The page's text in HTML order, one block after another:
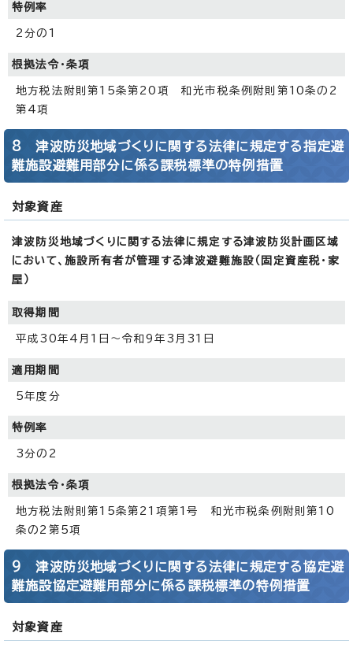
特例率
2分の1
根拠法令・条項
地方税法附則第15条第20項 和光市税条例附則第10条の2
第4項
8 津波防災地域づくりに関する法律に規定する指定避
難施設避難用部分に係る課税標準の特例措置
対象資産
津波防災地域づくりに関する法律に規定する津波防災計画区域
において、施設所有者が管理する津波避難施設（固定資産税・家
屋）
取得期間
平成30年4月1日～令和9年3月31日
適用期間
5年度分
特例率
3分の2
根拠法令・条項
地方税法附則第15条第21項第1号 和光市税条例附則第10
条の2第5項
9 津波防災地域づくりに関する法律に規定する協定避
難施設協定避難用部分に係る課税標準の特例措置
対象資産